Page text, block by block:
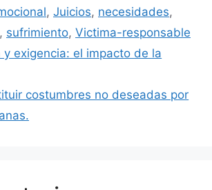
, Juicios, necesidades,
, sufrimiento, Victima-responsable
y exigencia: el impacto de la
costumbres no deseadas por